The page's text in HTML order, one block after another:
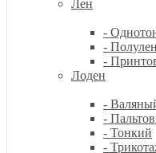
Лен
-
- Полулен
-
Лоден
-
-
- Тонкий
-